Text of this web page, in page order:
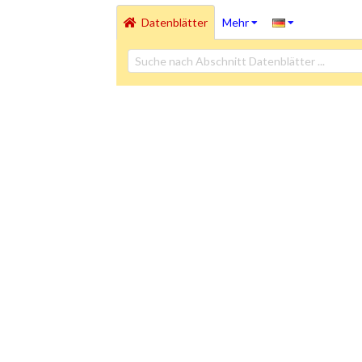
Datenblätter Mehr